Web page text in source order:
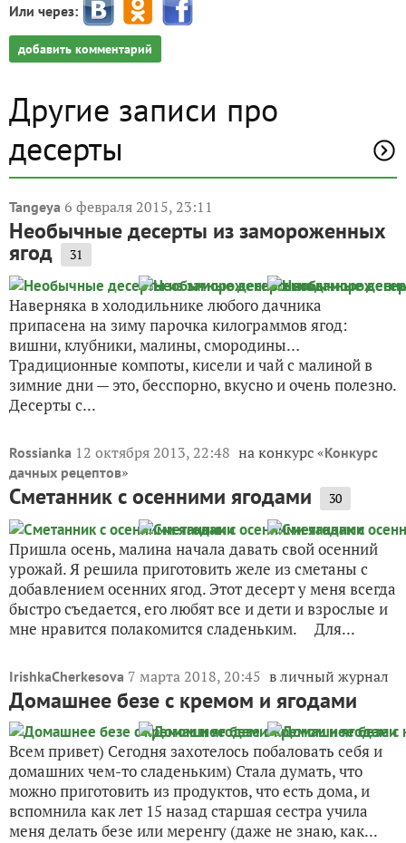
Или через:
добавить комментарий
Другие записи про
десерты
Tangeya 6 февраля 2015, 23:11
Необычные десерты из замороженных
ягод 31
Наверняка в холодильнике любого дачника
припасена на зиму парочка килограммов ягод:
вишни, клубники, малины, смородины…
Традиционные компоты, кисели и чай с малиной в
зимние дни — это, бесспорно, вкусно и очень полезно.
Десерты с...
Rossianka 12 октября 2013, 22:48 на конкурс «Конкурс
дачных рецептов»
Сметанник с осенними ягодами 30
Пришла осень, малина начала давать свой осенний
урожай. Я решила приготовить желе из сметаны с
добавлением осенних ягод. Этот десерт у меня всегда
быстро съедается, его любят все и дети и взрослые и
мне нравится полакомится сладеньким. Для...
IrishkaCherkesova 7 марта 2018, 20:45 в личный журнал
Домашнее безе с кремом и ягодами
Всем привет) Сегодня захотелось побаловать себя и
домашних чем-то сладеньким) Стала думать, что
можно приготовить из продуктов, что есть дома, и
вспомнила как лет 15 назад старшая сестра учила
меня делать безе или меренгу (даже не знаю, как...